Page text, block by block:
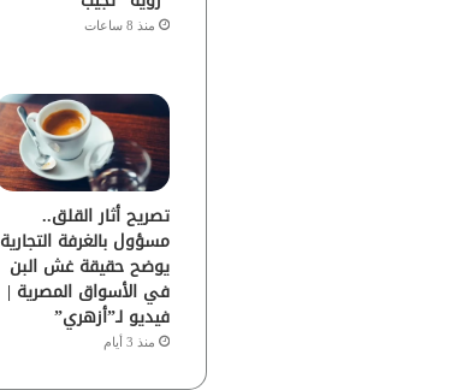
منذ 8 ساعات
تصريح أثار القلق..
مسؤول بالغرفة التجارية
يوضح حقيقة غش البن
في الأسواق المصرية |
فيديو لـ”أزهري”
منذ 3 أيام